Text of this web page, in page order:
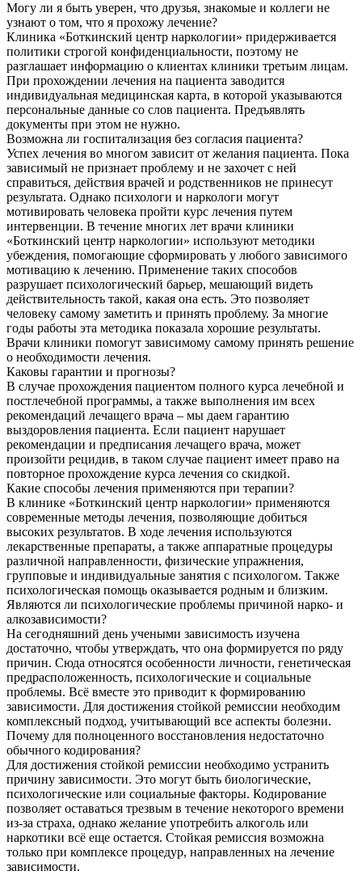
Могу ли я быть уверен, что друзья, знакомые и коллеги не
узнают о том, что я прохожу лечение?
Клиника «Боткинский центр наркологии» придерживается
политики строгой конфиденциальности, поэтому не
разглашает информацию о клиентах клиники третьим лицам.
При прохождении лечения на пациента заводится
индивидуальная медицинская карта, в которой указываются
персональные данные со слов пациента. Предъявлять
документы при этом не нужно.
Возможна ли госпитализация без согласия пациента?
Успех лечения во многом зависит от желания пациента. Пока
зависимый не признает проблему и не захочет с ней
справиться, действия врачей и родственников не принесут
результата. Однако психологи и наркологи могут
мотивировать человека пройти курс лечения путем
интервенции. В течение многих лет врачи клиники
«Боткинский центр наркологии» используют методики
убеждения, помогающие сформировать у любого зависимого
мотивацию к лечению. Применение таких способов
разрушает психологический барьер, мешающий видеть
действительность такой, какая она есть. Это позволяет
человеку самому заметить и принять проблему. За многие
годы работы эта методика показала хорошие результаты.
Врачи клиники помогут зависимому самому принять решение
о необходимости лечения.
Каковы гарантии и прогнозы?
В случае прохождения пациентом полного курса лечебной и
постлечебной программы, а также выполнения им всех
рекомендаций лечащего врача – мы даем гарантию
выздоровления пациента. Если пациент нарушает
рекомендации и предписания лечащего врача, может
произойти рецидив, в таком случае пациент имеет право на
повторное прохождение курса лечения со скидкой.
Какие способы лечения применяются при терапии?
В клинике «Боткинский центр наркологии» применяются
современные методы лечения, позволяющие добиться
высоких результатов. В ходе лечения используются
лекарственные препараты, а также аппаратные процедуры
различной направленности, физические упражнения,
групповые и индивидуальные занятия с психологом. Также
психологическая помощь оказывается родным и близким.
Являются ли психологические проблемы причиной нарко- и
алкозависимости?
На сегодняшний день учеными зависимость изучена
достаточно, чтобы утверждать, что она формируется по ряду
причин. Сюда относятся особенности личности, генетическая
предрасположенность, психологические и социальные
проблемы. Всё вместе это приводит к формированию
зависимости. Для достижения стойкой ремиссии необходим
комплексный подход, учитывающий все аспекты болезни.
Почему для полноценного восстановления недостаточно
обычного кодирования?
Для достижения стойкой ремиссии необходимо устранить
причину зависимости. Это могут быть биологические,
психологические или социальные факторы. Кодирование
позволяет оставаться трезвым в течение некоторого времени
из-за страха, однако желание употребить алкоголь или
наркотики всё еще остается. Стойкая ремиссия возможна
только при комплексе процедур, направленных на лечение
зависимости.